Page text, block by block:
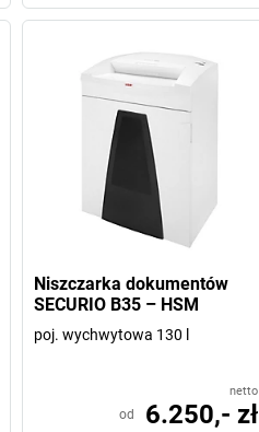
Niszczarka dokumentów
SECURIO B35 – HSM
poj. wychwytowa 130 l
netto
od 6.250,- zł